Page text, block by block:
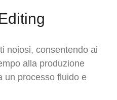
noiosi, consentendo ai
alla produzione
un processo fluido e